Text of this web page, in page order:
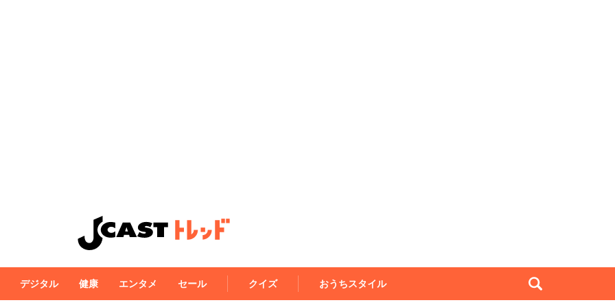
デジタル 健康 エンタメ セール クイズ おうちスタイル